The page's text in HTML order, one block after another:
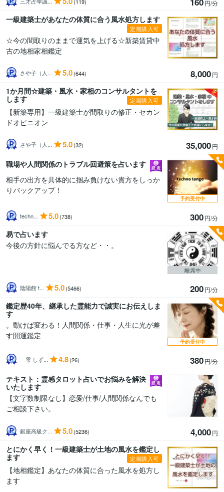
円/分
一級建築士があなたの体質に合う風水処方します
定期購入可
☆今の間取りのままで運気を上げる☆新築賃貸中
古の地相家相鑑定
さや子（人... 5.0(644) 8,000円
1か月間☆建築・風水・家相のコンサルタントを
します
定期購入可
【新築専用】一級建築士が間取りの修正・セカン
ドオピニオン
さや子（人... 5.0(32) 35,000円
職場や人間関係のトラブル回避策を占います
相手の出方を具体的に掴み負けない貴方をしっか
りバックアップ！
techn... 5.0(738) 300円/分
予約受付中
易で占います
今後の方針に悩んでる方など・・。
陰陽館 t... 5.0(5466) 200円/分
離席中
鑑定歴40年、継承した霊能力で誠実にお伝えしま
す
。動けば変わる！人間関係・仕事・人生に光が差
す開運鑑定
雫 しず... 4.8(26) 380円/分
予約受付中
テキスト：霊感タロット占いでお悩みを解決
いたします
【文字数制限なし】恋愛/仕事/人間関係なんでも
ご相談下さい。
銀座高級ク... 5.0(5236) 4,000円
とにかく早く！一級建築士が土地の風水を鑑定し
ます
定期購入可
【地相鑑定】あなたの体質に合った風水を処方し
ます